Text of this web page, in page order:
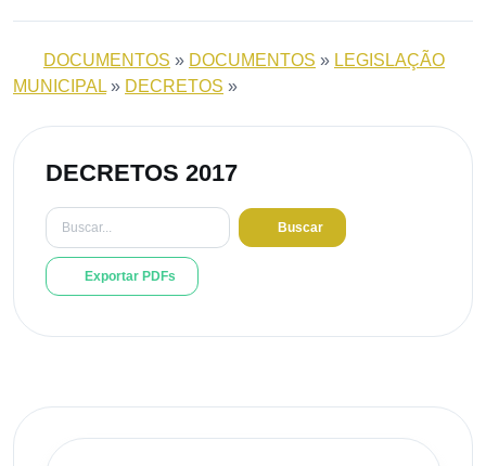
DOCUMENTOS » DOCUMENTOS » LEGISLAÇÃO
MUNICIPAL » DECRETOS »
DECRETOS 2017
Buscar
Exportar PDFs